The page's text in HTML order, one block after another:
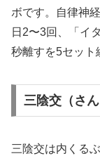
ボです。自律神
日2〜3回、「イ
秒離すを5セット
三陰交（さ
三陰交は内くる